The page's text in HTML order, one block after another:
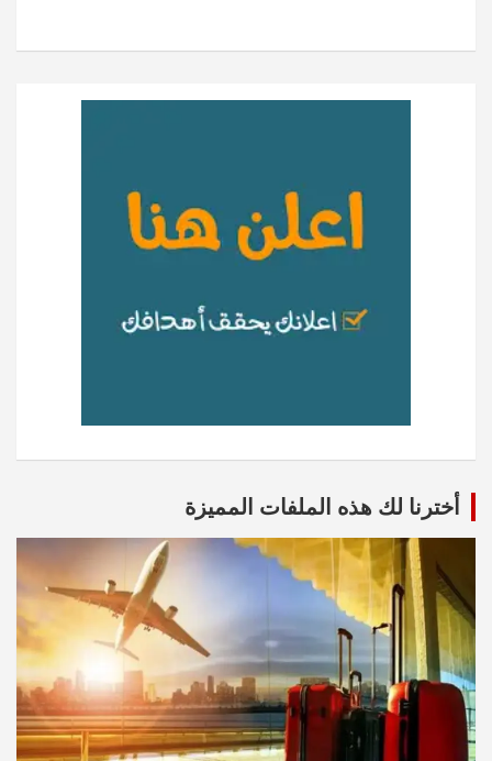
أخترنا لك هذه الملفات المميزة